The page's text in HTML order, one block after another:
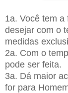
1a. Você tem
desejar com o
medidas
2a. Com o
pode ser feita.
3a. Dá maior
for para